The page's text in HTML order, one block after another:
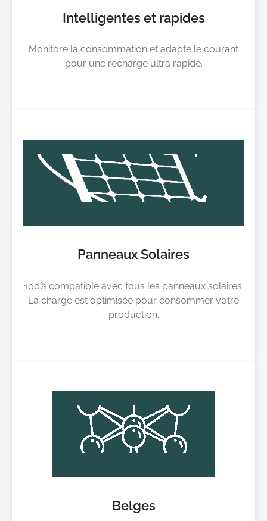
Intelligentes et rapides
Monitore la consommation et adapte le courant
pour une recharge ultra rapide.
Panneaux Solaires
100% compatible avec tous les panneaux solaires.
La charge est optimisée pour consommer votre
production.
Belges